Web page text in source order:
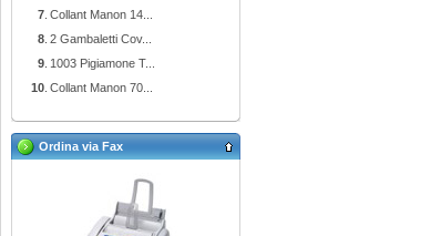
7 Collant Manon 14...
8 2 Gambaletti Cov...
9 1003 Pigiamone T...
10 Collant Manon 70...
Ordina via Fax